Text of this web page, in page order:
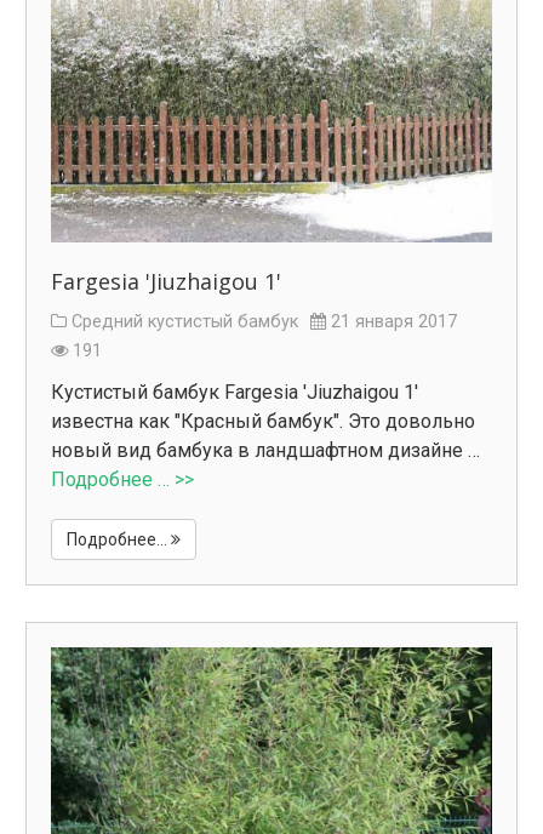
Fargesia 'Jiuzhaigou 1'
Средний кустистый бамбук
21 января 2017
191
Кустистый бамбук Fargesia 'Jiuzhaigou 1'
известна как "Красный бамбук". Это довольно
новый вид бамбука в ландшафтном дизайне …
Подробнее … >>
Подробнее...